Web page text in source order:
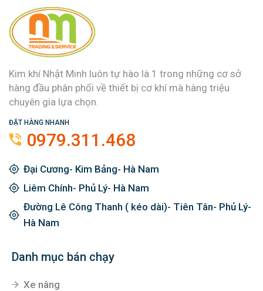
Kim khí Nhật Minh luôn tự hào là 1 trong những cơ sở
hàng đầu phân phối về thiết bị cơ khí mà hàng triệu
chuyên gia lựa chọn.
ĐẶT HÀNG NHANH
0979.311.468
Đại Cương- Kim Bảng- Hà Nam
Liêm Chính- Phủ Lý- Hà Nam
Đường Lê Công Thanh ( kéo dài)- Tiên Tân- Phủ Lý-
Hà Nam
Danh mục bán chạy
Xe nâng